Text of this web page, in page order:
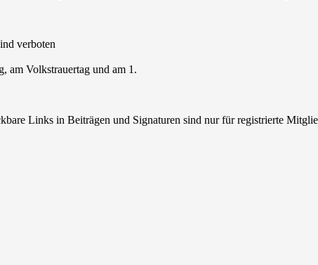
verboten
am Volkstrauertag und am 1.
Links in Beiträgen und Signaturen sind nur für registrierte